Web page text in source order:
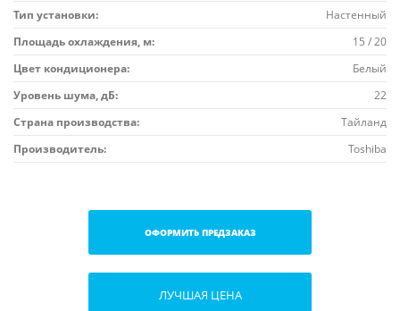
Тип установки:
Настенный
Площадь охлаждения, м:
15 / 20
Цвет кондиционера:
Белый
Уровень шума, дБ:
22
Страна производства:
Тайланд
Производитель:
Toshiba
ОФОРМИТЬ ПРЕДЗАКАЗ
ЛУЧШАЯ ЦЕНА